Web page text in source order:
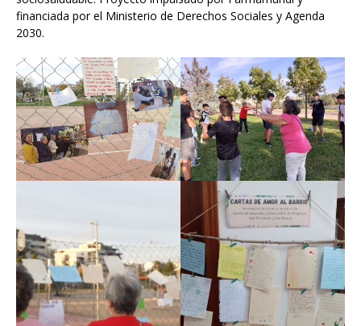
financiada por el Ministerio de Derechos Sociales y Agenda
2030.